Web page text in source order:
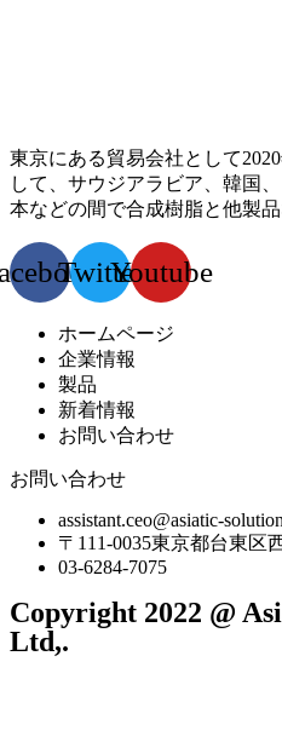
東京にある貿易会社として
して、サウジアラビア、韓国
本などの間で合成樹脂と他製
TwitterYoutube
ホームページ
企業情報
製品
新着情報
お問い合わせ
お問い合わせ
assistant.ceo@asiatic-
〒111-0035東京都台東区
03-6284-7075
Copyright 2022 @
Ltd,.